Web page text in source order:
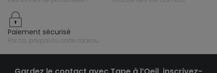
paiement sécurisé
par cb, paypal ou carte cadeau